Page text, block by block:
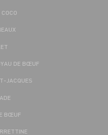
DE BŒUF
JACQUES
BŒUF